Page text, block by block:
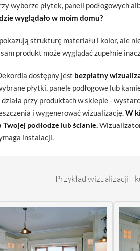
wyborze płytek, paneli podłogowych
wyglądało w moim domu?
strukturę materiału i kolor, ale
produkt może wyglądać zupełnie
dostępny jest bezpłatny
płytki, panele podłogowe lub
przy produktach w sklepie -
i wygenerować wizualizację.W
Twojej podłodze lub ścianie.
instalacji.
Przykład wizualizacji -